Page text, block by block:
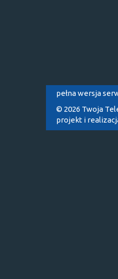
pełna wersja
© 2026 Twoja
projekt i